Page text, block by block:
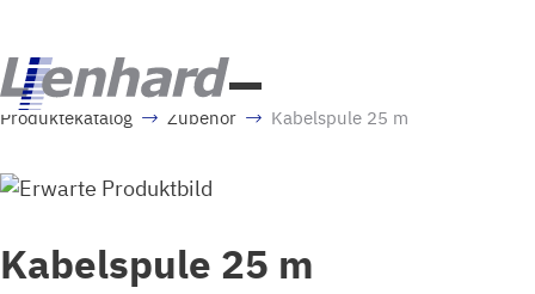
Produktekatalog Zubehör Kabelspule 25 m
Kabelspule 25 m